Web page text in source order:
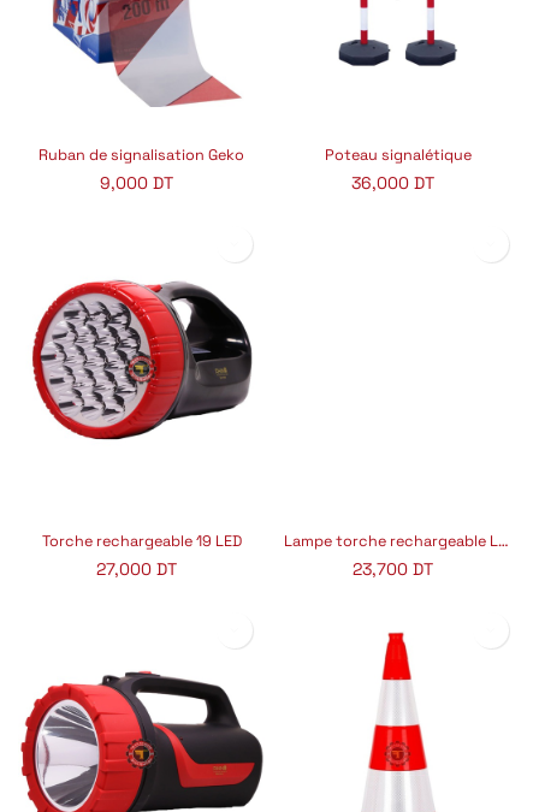
Ruban de signalisation Geko
9,000 DT
Poteau signalétique
36,000 DT
Torche rechargeable 19 LED
27,000 DT
Lampe torche rechargeable LED 1W
23,700 DT